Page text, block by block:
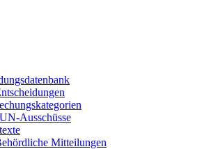
Ausschüsse
Mitteilungen